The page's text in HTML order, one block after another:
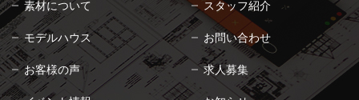
素材について スタッフ紹介
モデルハウス
お客様の声
お問い合わせ
求人募集